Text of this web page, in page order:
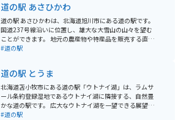
道の駅 あさひかわ
道の駅 あさひかわは、北海道旭川市にある道の駅です。
国道237号線沿いに位置し、雄大な大雪山の山々を望む
ことができます。 地元の農産物や特産品を販売する直売
所があり、新鮮な野菜や果物、旭川ラーメン、木工製品
訪れる場合、駐車場も広く、休憩場所としても最適で
す。周辺には、旭山動物園や旭川ラーメン村など、観光
スポットも充実しているので、旭川観光の拠点としても
おすすめです。 特に、夏はツーリングを楽しむライダー
が多く訪れます。道の駅 あさひかわは、地元の情報収集
#道の駅
道の駅 とうま
北海道苫小牧市にある道の駅「ウトナイ湖」は、ラムサ
ール条約登録湿地であるウトナイ湖に隣接する、自然豊
かな道の駅です。 広大なウトナイ湖を一望できる展望台
からは、四季折々の美しい景色を楽しむことができま
#道の駅